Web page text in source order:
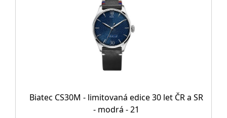
Biatec CS30M - limitovaná edice 30 let ČR a SR
- modrá - 21